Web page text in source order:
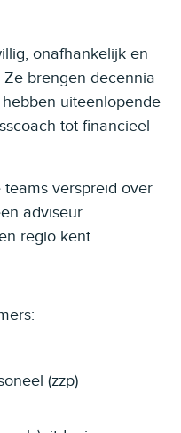
onafhankelijk en
brengen decennia
uiteenlopende
tot financieel
verspreid over
adviseur
regio kent.
(zzp)